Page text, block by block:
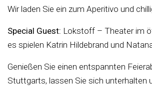
Wir laden Sie ein zum Aperitivo und
Special Guest: Lokstoff – Theater im
es spielen Katrin Hildebrand und
Genießen Sie einen entspannten
Stuttgarts, lassen Sie sich unterhalten